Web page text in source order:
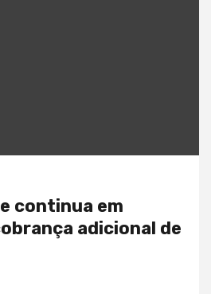
continua em
adicional de